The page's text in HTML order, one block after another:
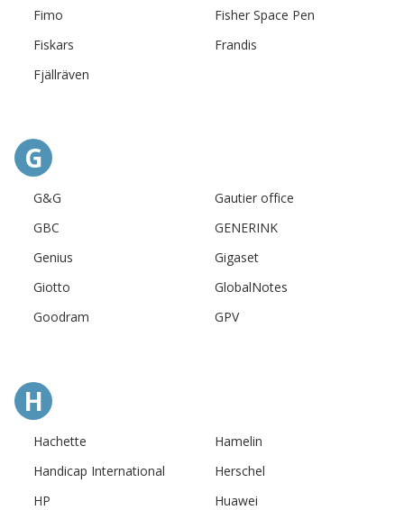
Fimo
Fisher Space Pen
Fiskars
Frandis
Fjällräven
G
G&G
Gautier office
GBC
GENERINK
Genius
Gigaset
Giotto
GlobalNotes
Goodram
GPV
H
Hachette
Hamelin
Handicap International
Herschel
HP
Huawei